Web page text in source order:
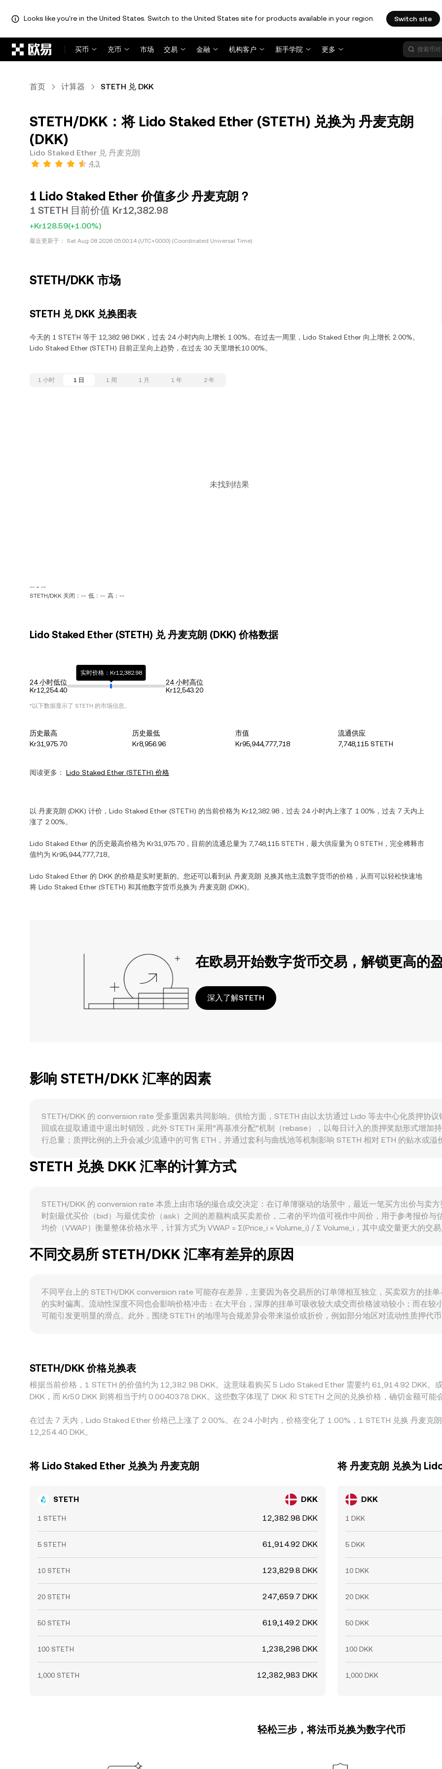
Looks like you're in the United States. Switch to the United States site for products available in your region. Switch site
买币
充币 市场 交易 金融 机构客户 新手学院 更多
首页 计算器 STETH 兑 DKK
STETH/DKK：将 Lido Staked Ether (STETH) 兑换为 丹麦克朗
(DKK)
Lido Staked Ether 兑 丹麦克朗
4.3
1 Lido Staked Ether 价值多少 丹麦克朗？
1 STETH 目前价值 Kr12,382.98
+Kr128.59(+1.00%)
最近更新于： Sat Aug 08 2026 05:00:14 (UTC+0000) (Coordinated Universal Time)
STETH/DKK 市场
STETH 兑 DKK 兑换图表
今天的 1 STETH 等于 12,382.98 DKK，过去 24 小时内向上增长 1.00%。在过去一周里，Lido Staked Ether 向上增长 2.00%。
Lido Staked Ether (STETH) 目前正呈向上趋势，在过去 30 天里增长10.00%。
1 小时 1 日 1 周 1 月 1 年 2 年
未找到结果
-- ~ --
STETH/DKK 关闭：-- 低：-- 高：--
Lido Staked Ether (STETH) 兑 丹麦克朗 (DKK) 价格数据
24 小时低位
Kr12,254.40
实时价格：Kr12,382.98
24 小时高位
Kr12,543.20
*以下数据显示了 STETH 的市场信息。
历史最高
Kr31,975.70
历史最低
Kr8,956.96
市值
Kr95,944,777,718
流通供应
7,748,115 STETH
阅读更多： Lido Staked Ether (STETH) 价格
以 丹麦克朗 (DKK) 计价， Lido Staked Ether (STETH) 的当前价格为 Kr12,382.98 ，过去 24 小时内 上涨了 1.00% ，过去 7 天内 上
涨了 2.00%。
Lido Staked Ether 的历史最高价格为 Kr31,975.70 ，目前的流通总量为 7,748,115 STETH ，最大供应量为 0 STETH ，完全稀释市
值约为 Kr95,944,777,718。
Lido Staked Ether 的 DKK 的价格是实时更新的。您还可以看到从 丹麦克朗 兑换其他主流数字货币的价格，从而可以轻松快速地
将 Lido Staked Ether (STETH) 和其他数字货币兑换为 丹麦克朗 (DKK)。
在欧易开始数字货币交易，解锁更高的
深入了解STETH
影响 STETH/DKK 汇率的因素
STETH/DKK 的 conversion rate 受多重因素共同影响。供给方面，STETH 由以太坊通过 Lido 等去中心化质押协
回或在提取通道中退出时销毁，此外 STETH 采用“再基准分配”机制（rebase），以每日计入的质押奖励形式增加
行总量；质押比例的上升会减少流通中的可售 ETH，并通过套利与曲线池等机制影响 STETH 相对 ETH 的贴水或
持有意愿增强，从而支撑对 STETH 的买需。宏观层面，STETH 与更广泛的加密资产高度相关，尤其受 BTC 方向
算结果。丹麦克朗长期与欧元保持紧密盯住机制，因此欧元区利率、通胀与风险偏好变化会通过 DKK 影响
和各地法币出入金规范的调整，亦可能改变以 DKK 计价的交易深度与成本。技术层面，永续合约的资金费率、
址在 Curve 等池子的调仓，都会在短期内造成 STETH 相对 ETH 的基差波动，并通过现货与法币通道传导至
STETH 兑换 DKK 汇率的计算方式
STETH/DKK 的 conversion rate 本质上由市场的撮合成交决定：在订单簿驱动的场景中，最近一笔买方出价与卖
时刻最优买价（bid）与最优卖价（ask）之间的差额构成买卖差价，二者的平均值可视作中间价，用于参考报价
均价（VWAP）衡量整体价格水平，计算方式为 VWAP = Σ(Price_i × Volume_i) / Σ Volume_i，其中成交量更大的交
STETH 相对 ETH 的池中比例或外部套利发生变化时，链上价格会随之微调，并通过跨市场套利传导到以 DKK 计
可用 DKK 数值 = STETH 数量 × conversion rate；反之，STETH 数量 = DKK 数值 / conversion rate。综合而言，
不同交易所 STETH/DKK 汇率有差异的原因
不同平台上的 STETH/DKK conversion rate 可能存在差异，主要因为各交易所的订单簿相互独立，买卖双方的挂
的实时偏离。流动性深度不同也会影响价格冲击：在大平台，深厚的挂单可吸收较大成交而价格波动较小；而在
可能引发更明显的滑点。此外，围绕 STETH 的地理与合规差异会带来溢价或折价，例如部分地区对流动性质押代
STETH/DKK 价格兑换表
根据当前价格，1 STETH 的价值约为 12,382.98 DKK。这意味着购买 5 Lido Staked Ether 需要约 61,914.92 DKK
DKK，而 Kr50 DKK 则将相当于约 0.0040378 DKK。这些数字体现了 DKK 和 STETH 之间的兑换价格，确切金额可能
在过去 7 天内，Lido Staked Ether 价格已上涨了 2.00%。在 24 小时内，价格变化了 1.00%，1 STETH 兑换 丹麦克
12,254.40 DKK。
将 Lido Staked Ether 兑换为 丹麦克朗
STETH DKK
1 STETH 12,382.98 DKK
5 STETH 61,914.92 DKK
10 STETH 123,829.8 DKK
20 STETH 247,659.7 DKK
50 STETH 619,149.2 DKK
100 STETH 1,238,298 DKK
1,000 STETH 12,382,983 DKK
将 丹麦克朗 兑换为
DKK
1 DKK
5 DKK
10 DKK
20 DKK
50 DKK
100 DKK
1,000 DKK
轻松三步，将法币兑换为数字代币